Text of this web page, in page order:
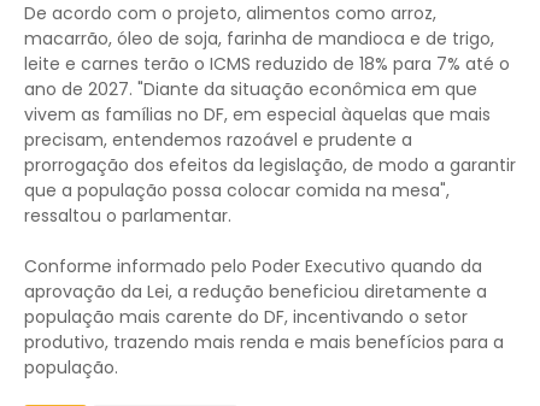
De acordo com o projeto, alimentos como arroz,
macarrão, óleo de soja, farinha de mandioca e de trigo,
leite e carnes terão o ICMS reduzido de 18% para 7% até o
ano de 2027. "Diante da situação econômica em que
vivem as famílias no DF, em especial àquelas que mais
precisam, entendemos razoável e prudente a
prorrogação dos efeitos da legislação, de modo a garantir
que a população possa colocar comida na mesa",
ressaltou o parlamentar.
Conforme informado pelo Poder Executivo quando da
aprovação da Lei, a redução beneficiou diretamente a
população mais carente do DF, incentivando o setor
produtivo, trazendo mais renda e mais benefícios para a
população.